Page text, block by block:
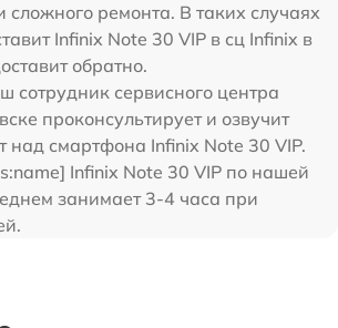
сложного ремонта. В таких случаях
Infinix Note 30 VIP в сц Infinix в
обратно.
сотрудник сервисного центра
проконсультирует и озвучит
над смартфона Infinix Note 30 VIP.
Infinix Note 30 VIP по нашей
занимает 3-4 часа при